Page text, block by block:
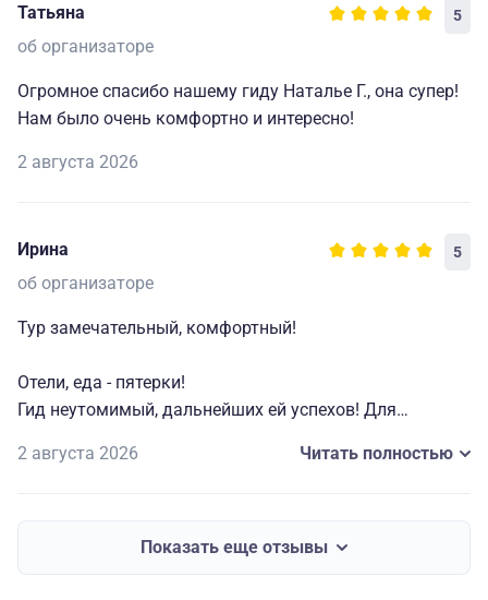
Татьяна 5
об организаторе
Огромное спасибо нашему гиду Наталье Г., она супер!
Нам было очень комфортно и интересно!
2 августа 2026
Ирина 5
об организаторе
Тур замечательный, комфортный!
Отели, еда - пятерки!
Гид неутомимый, дальнейших ей успехов! Для
собрались люди разные.
2 августа 2026 Читать полностью
Показать еще отзывы